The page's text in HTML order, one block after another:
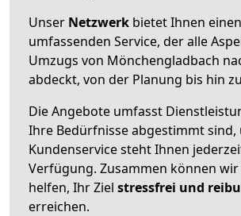
Unser Netzwerk bietet Ihnen einen
umfassenden Service, der alle
Umzugs von Mönchengladbach
abdeckt, von der Planung bis hin
Die Angebote umfasst
Ihre Bedürfnisse abgestimmt sind,
Kundenservice steht Ihnen
Verfügung. Zusammen können
helfen, Ihr Ziel stressfrei und
erreichen.